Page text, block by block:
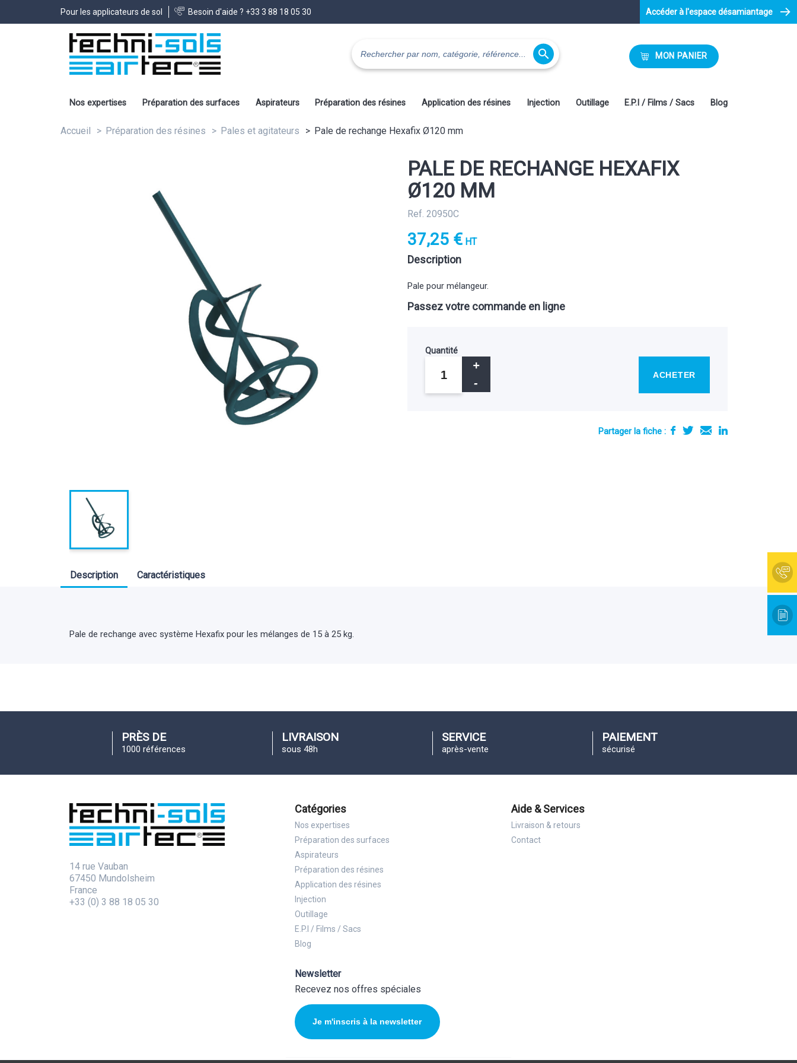
Pour les applicateurs de sol Besoin d'aide ? +33 3 88 18 05 30 Accéder à l'espace désamiantage
 MON PANIER
Nos expertises Préparation des surfaces Aspirateurs Préparation des résines Application des résines Injection Outillage E.P.I / Films / Sacs Blog
Accueil Préparation des résines Pales et agitateurs Pale de rechange Hexafix Ø120 mm
PALE DE RECHANGE HEXAFIX
Ø120 MM
Ref. 20950C
37,25 € HT
Description
Pale pour mélangeur.
Passez votre commande en ligne
Quantité
ACHETER
Partager la fiche :
Description Caractéristiques
Pale de rechange avec système Hexafix pour les mélanges de 15 à 25 kg.
PRÈS DE
1000 références
LIVRAISON
sous 48h
SERVICE
après-vente
PAIEMENT
sécurisé
14 rue Vauban
67450 Mundolsheim
France
+33 (0) 3 88 18 05 30
Catégories
Nos expertises
Préparation des surfaces
Aspirateurs
Préparation des résines
Application des résines
Injection
Outillage
E.P.I / Films / Sacs
Blog
Aide & Services
Livraison & retours
Contact
Newsletter
Recevez nos offres spéciales
Je m'inscris à la newsletter